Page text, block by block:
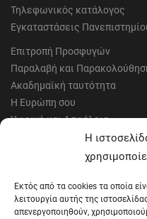
Η
Εκτός από τα cookies τα οποία
λειτουργία αυτής της
απενεργοποιηθούν,
Τηλεφωνικός κατάλογος
Εγκαταστάσεις
Επιτροπή Προσφυγών
Παραλαβή και
Ακαδημαϊκή ταυτότητα
Η Ευρώπη σου
Υγιεινή και Ασφάλεια
Έντυπα Οικονομικής
Έντυπα Διοικητικών
Μητρώα αξιολογητών
Δημόσια Διαβούλευση